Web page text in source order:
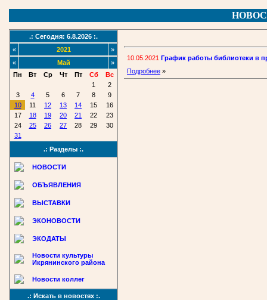
.: Сегодня: 6.8.2026 :.
«
2021
»
«
Май
»
Пн
Вт Ср Чт Пт Сб
Вс
1
2
3
4 5 6 7 8
9
10
11 12 13 14 15
16
17
18 19 20 21 22
23
24
25 26 27 28 29
30
31
.: Разделы :.
НОВОСТИ
ОБЪЯВЛЕНИЯ
ВЫСТАВКИ
ЭКОНОВОСТИ
ЭКОДАТЫ
Новости культуры
Икрянинского района
Новости коллег
.: Искать в новостях :.
10.05.2021 График работы библиотеки в
Подробнее »